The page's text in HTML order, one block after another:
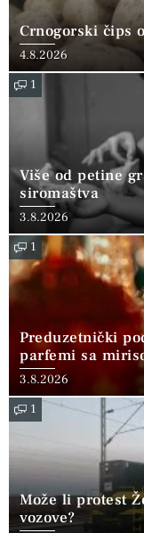
Crnogorski čips
4.8.2026
1
Više od petine
siromaštva
3.8.2026
1
Preduzetnički
parfemi sa
3.8.2026
1
Može li protest
vozove?